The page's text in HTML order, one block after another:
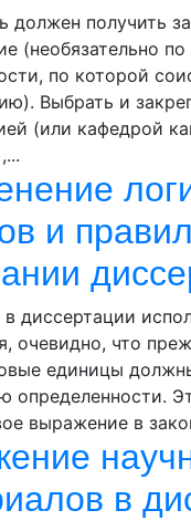
должен получить
(необязательно по
по которой
Выбрать и
(или кафедрой
и
диссертации
очевидно, что
единицы
определенности.
выражение в
в